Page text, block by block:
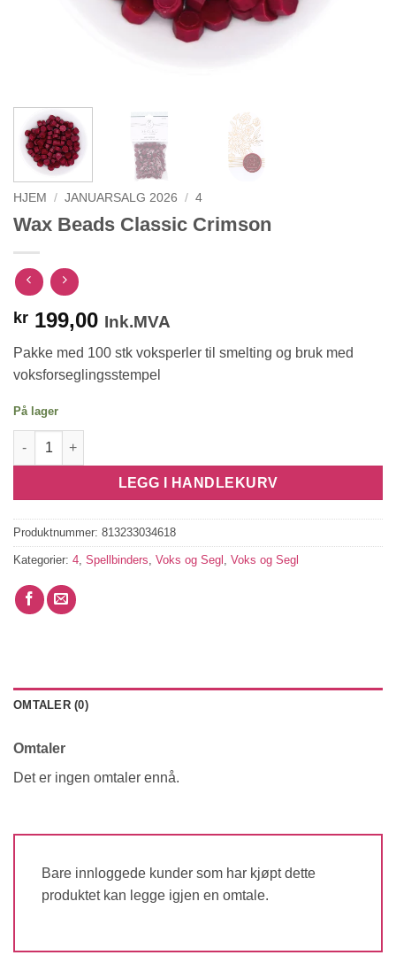
HJEM / JANUARSALG 2026 / 4
Wax Beads Classic Crimson
kr 199,00 Ink.MVA
Pakke med 100 stk voksperler til smelting og bruk med
voksforseglingsstempel
På lager
Wax Beads Classic Crimson antall
LEGG I HANDLEKURV
Produktnummer: 813233034618
Kategorier: 4 Spellbinders Voks og Segl Voks og Segl
OMTALER (0)
Omtaler
Det er ingen omtaler ennå.
Bare innloggede kunder som har kjøpt dette
produktet kan legge igjen en omtale.